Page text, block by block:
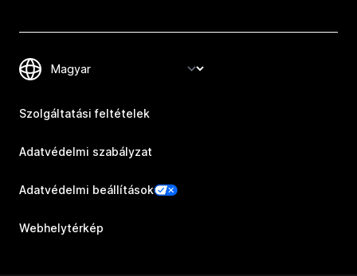
Szolgáltatási feltételek
Adatvédelmi szabályzat
Adatvédelmi beállítások
Webhelytérkép